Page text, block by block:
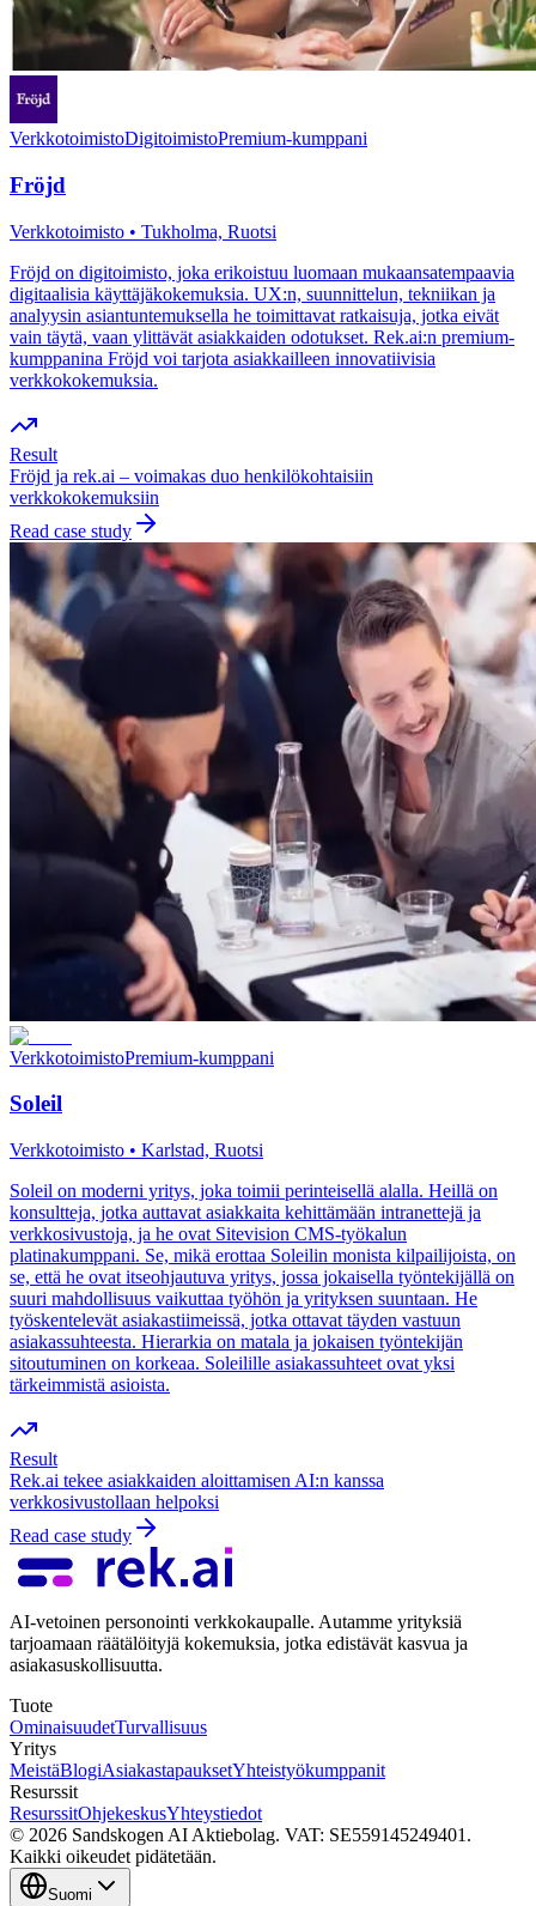
VerkkotoimistoDigitoimistoPremium-kumppani
Fröjd
Verkkotoimisto • Tukholma, Ruotsi
Fröjd on digitoimisto, joka erikoistuu luomaan mukaansatempaavia
digitaalisia käyttäjäkokemuksia. UX:n, suunnittelun, tekniikan ja
analyysin asiantuntemuksella he toimittavat ratkaisuja, jotka eivät
vain täytä, vaan ylittävät asiakkaiden odotukset. Rek.ai:n premium-
kumppanina Fröjd voi tarjota asiakkailleen innovatiivisia
verkkokokemuksia.
Result
Fröjd ja rek.ai – voimakas duo henkilökohtaisiin
verkkokokemuksiin
Read case study
VerkkotoimistoPremium-kumppani
Soleil
Verkkotoimisto • Karlstad, Ruotsi
Soleil on moderni yritys, joka toimii perinteisellä alalla. Heillä on
konsultteja, jotka auttavat asiakkaita kehittämään intranettejä ja
verkkosivustoja, ja he ovat Sitevision CMS-työkalun
platinakumppani. Se, mikä erottaa Soleilin monista kilpailijoista, on
se, että he ovat itseohjautuva yritys, jossa jokaisella työntekijällä on
suuri mahdollisuus vaikuttaa työhön ja yrityksen suuntaan. He
työskentelevät asiakastiimeissä, jotka ottavat täyden vastuun
asiakassuhteesta. Hierarkia on matala ja jokaisen työntekijän
sitoutuminen on korkeaa. Soleilille asiakassuhteet ovat yksi
tärkeimmistä asioista.
Result
Rek.ai tekee asiakkaiden aloittamisen AI:n kanssa
verkkosivustollaan helpoksi
Read case study
AI-vetoinen personointi verkkokaupalle. Autamme yrityksiä
tarjoamaan räätälöityjä kokemuksia, jotka edistävät kasvua ja
asiakasuskollisuutta.
Tuote
OminaisuudetTurvallisuus
Yritys
MeistäBlogiAsiakastapauksetYhteistyökumppanit
Resurssit
ResurssitOhjekeskusYhteystiedot
© 2026 Sandskogen AI Aktiebolag. VAT: SE559145249401.
Kaikki oikeudet pidätetään.
Suomi